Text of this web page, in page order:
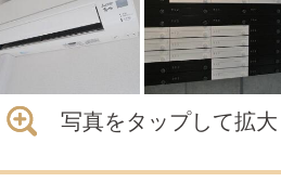
写真をタップして拡大